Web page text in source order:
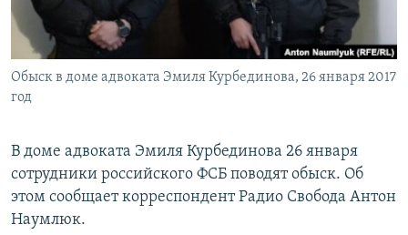
ПОБЕДИТЕЛЕЙ НЕ СУДЯТ?
КРЫМ.НЕПОКОРЕННЫЙ
ELIFBE
ПРИСОЕДИНЯЙТЕСЬ!
Обыск в доме адвоката Эмиля Курбединова, 26 января 2017
год
В доме адвоката Эмиля Курбединова 26 января
сотрудники российского ФСБ поводят обыск. Об
этом сообщает корреспондент Радио Свобода Антон
Наумлюк.